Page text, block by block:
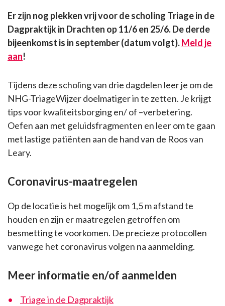
Er zijn nog plekken vrij voor de scholing Triage in de
Dagpraktijk in Drachten op 11/6 en 25/6. De derde
bijeenkomst is in september (datum volgt).Meld je
aan!
Tijdens deze scholing van drie dagdelen leer je om de
NHG-TriageWijzer doelmatiger in te zetten. Je krijgt
tips voor kwaliteitsborging en/ of –verbetering.
Oefen aan met geluidsfragmenten en leer om te gaan
met lastige patiënten aan de hand van de Roos van
Leary.
Coronavirus-maatregelen
Op de locatie is het mogelijk om 1,5 m afstand te
houden en zijn er maatregelen getroffen om
besmetting te voorkomen. De precieze protocollen
vanwege het coronavirus volgen na aanmelding.
Meer informatie en/of aanmelden
Triage in de Dagpraktijk